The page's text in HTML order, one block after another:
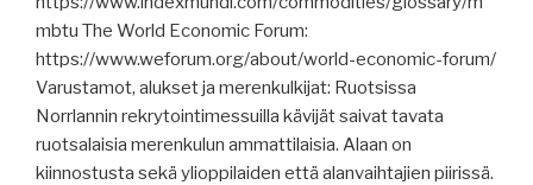
golfia
risteilijöillä,
jäätilanne
tänään,
Turun
matkustajaterminaali
mbtu The World Economic Forum:
https://www.weforum.org/about/world-economic-forum/
Varustamot, alukset ja merenkulkijat: Ruotsissa
Norrlannin rekrytointimessuilla kävijät saivat tavata
ruotsalaisia merenkulun ammattilaisia. Alaan on
kiinnostusta sekä ylioppilaiden että alanvaihtajien piirissä.